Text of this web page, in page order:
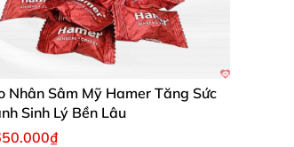
bạn đời hạnh phúc hơn rất
Nhân Sâm Mỹ Hamer Tăng Sức
Sinh Lý Bền Lâu